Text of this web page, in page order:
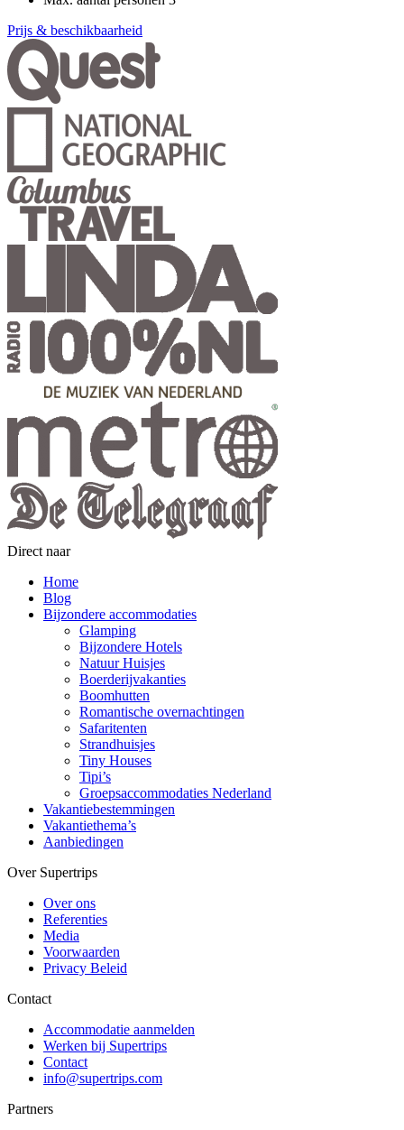
Prijs & beschikbaarheid
Direct naar
Home
Blog
Bijzondere accommodaties
Glamping
Bijzondere Hotels
Natuur Huisjes
Boerderijvakanties
Boomhutten
Romantische overnachtingen
Safaritenten
Strandhuisjes
Tiny Houses
Tipi’s
Groepsaccommodaties Nederland
Vakantiebestemmingen
Vakantiethema’s
Aanbiedingen
Over Supertrips
Over ons
Referenties
Media
Voorwaarden
Privacy Beleid
Contact
Accommodatie aanmelden
Werken bij Supertrips
Contact
info@supertrips.com
Partners